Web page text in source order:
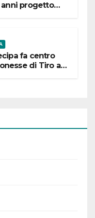
progetto
fa centro
di Tiro a